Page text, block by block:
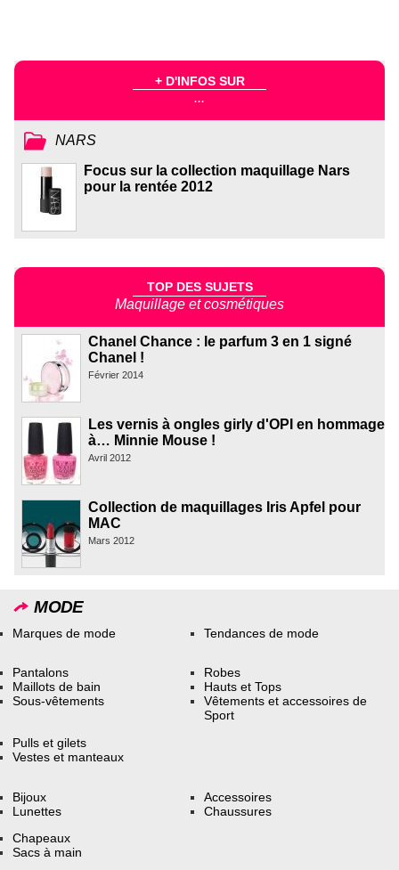
+ D'INFOS SUR
...
NARS
Focus sur la collection maquillage Nars
pour la rentée 2012
TOP DES SUJETS
Maquillage et cosmétiques
Chanel Chance : le parfum 3 en 1 signé
Chanel !
Février 2014
Les vernis à ongles girly d'OPI en hommage
à… Minnie Mouse !
Avril 2012
Collection de maquillages Iris Apfel pour
MAC
Mars 2012
MODE
Marques de mode Tendances de mode
Pantalons
Maillots de bain
Sous-vêtements
Robes
Hauts et Tops
Vêtements et accessoires de
Sport
Pulls et gilets
Vestes et manteaux
Bijoux
Lunettes
Accessoires
Chaussures
Chapeaux
Sacs à main